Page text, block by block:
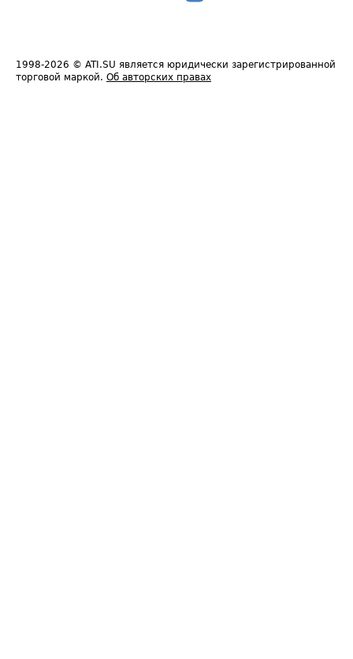
1998-2026 © ATI.SU является юридически зарегистрированной
торговой маркой. Об авторских правах